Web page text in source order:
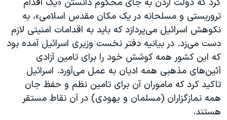
کرد که دولت اردن به جای محکوم دانستن «یک اقدام
تروریستی و مسلحانه در یک مکان مقدس اسلامی»، به
نکوهش اسرائیل می‌پردازد که باید به اقدامات امنیتی لازم
دست می‌زد. در بیانیه دفتر نخست وزیری اسرائیل آمده بود
که این کشور همه کوشش خود را برای تامین آزادی
آئین‌های مذهبی همه ادیان به عمل می‌آورد. اسرائیل
تاکید کرد که ماموران آن برای تامین نظم و حفظ جان
همه نمازگزاران (مسلمان و یهودی) در آن نقاط مستقر
هستند.